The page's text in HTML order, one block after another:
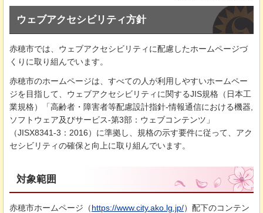
ウェブアクセシビリティ方針
赤穂市では、ウェブアクセシビリティに配慮したホームページづ
くりに取り組んでいます。
赤穂市のホームページは、すべての人が利用しやすいホームペー
ジを目指して、ウェブアクセシビリティに関するJIS規格（日本工
業規格）「高齢者・障害者等配慮設計指針-情報通信における機器,
ソフトウェア及びサービス-第3部：ウェブコンテンツ」
（JISX8341-3：2016）に準拠し、規格の示す要件に従って、アク
セシビリティの確保と向上に取り組んでいます。
対象範囲
赤穂市ホームページ（https://www.city.ako.lg.jp/）配下のコンテン